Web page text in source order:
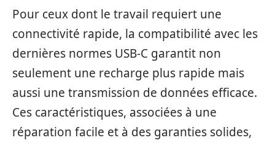
Pour ceux dont le travail requiert une
connectivité rapide, la compatibilité avec les
dernières normes USB-C garantit non
seulement une recharge plus rapide mais
aussi une transmission de données efficace.
Ces caractéristiques, associées à une
réparation facile et à des garanties solides,